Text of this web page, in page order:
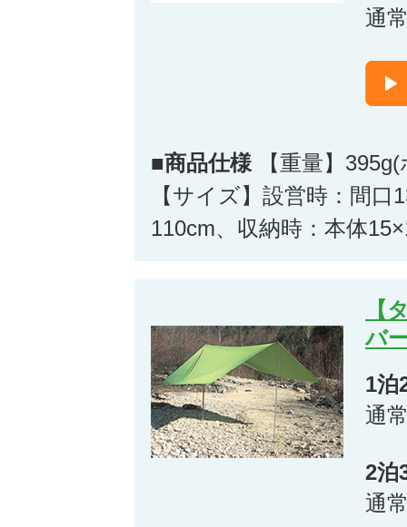
通
■商品仕様 【重量】
【サイズ】設営時：間口
110cm、収納時：本体
【
バ
1泊
通
2泊
通